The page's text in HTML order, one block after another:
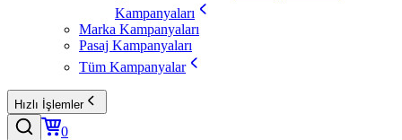
Kampanyaları
Marka Kampanyaları
Pasaj Kampanyaları
Tüm Kampanyalar
Hızlı İşlemler
0